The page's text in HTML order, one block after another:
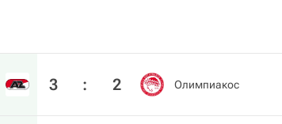
3 : 2 Олимпиакос